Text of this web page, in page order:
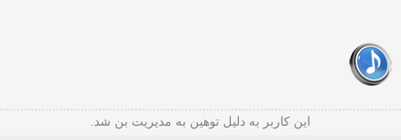
این کاربر به دلیل توهین به مدیریت بن شد.